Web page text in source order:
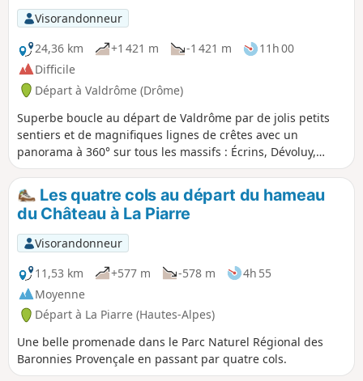
Visorandonneur
24,36 km
+1 421 m -1 421 m
11h 00
Difficile
Départ à Valdrôme (Drôme)
Superbe boucle au départ de Valdrôme par de jolis petits
sentiers et de magnifiques lignes de crêtes avec un
panorama à 360° sur tous les massifs : Écrins, Dévoluy,
Vercors, Mont Ventoux.
Les quatre cols au départ du hameau
du Château à La Piarre
Visorandonneur
11,53 km
+577 m -578 m
4h 55
Moyenne
Départ à La Piarre (Hautes-Alpes)
Une belle promenade dans le Parc Naturel Régional des
Baronnies Provençale en passant par quatre cols.